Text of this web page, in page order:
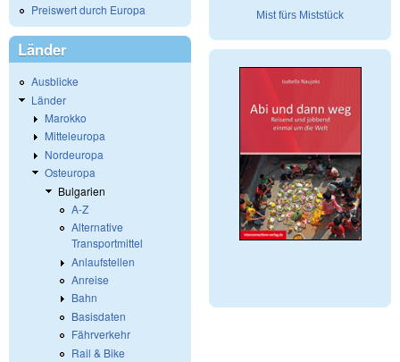
Preiswert durch Europa
Länder
Ausblicke
Länder
Marokko
Mitteleuropa
Nordeuropa
Osteuropa
Bulgarien
A-Z
Alternative
Transportmittel
Anlaufstellen
Anreise
Bahn
Basisdaten
Fährverkehr
Rail & Bike
Mist fürs Miststück